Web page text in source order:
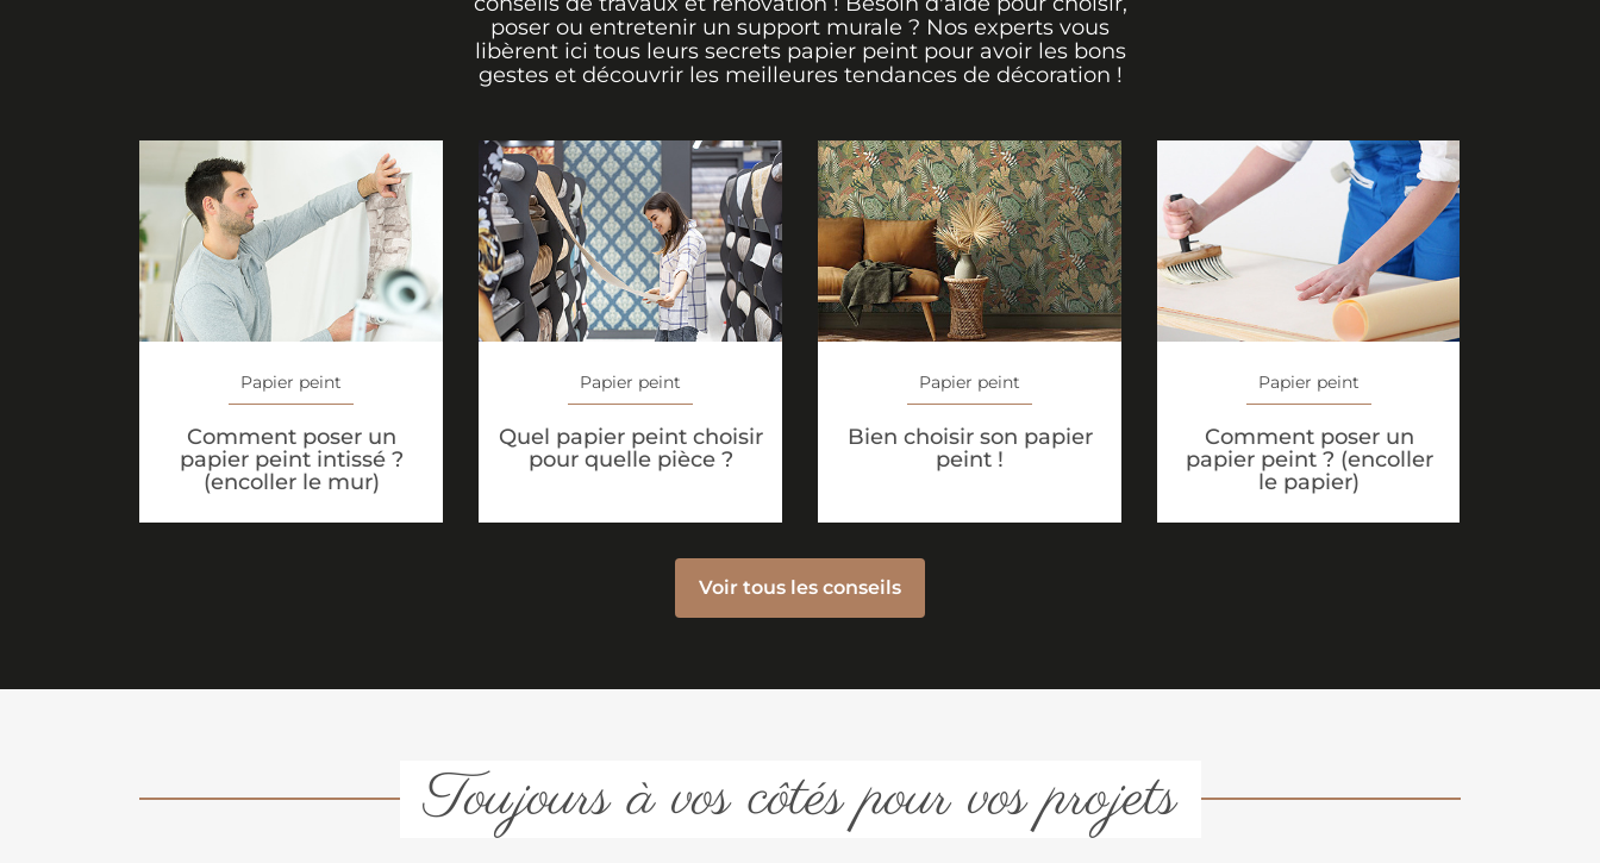
poser ou entretenir un support murale ? Nos experts vous
libèrent ici tous leurs secrets papier peint pour avoir les bons
gestes et découvrir les meilleures tendances de décoration !
Papier peint
Comment poser un
papier peint intissé ?
(encoller le mur)
Papier peint
Quel papier peint choisir
pour quelle pièce ?
Papier peint
Bien choisir son papier
peint !
Papier peint
Comment poser un
papier peint ? (encoller
le papier)
Voir tous les conseils
Toujours à vos côtés pour vos projets